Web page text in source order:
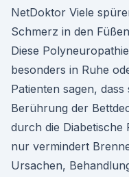
NetDoktor Viele
Schmerz in den
Diese
besonders in Ruhe
Patienten sagen,
Berührung der
durch die
nur vermindert
Ursachen,